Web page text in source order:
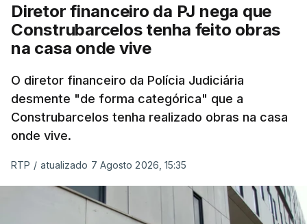
Diretor financeiro da PJ nega que
Construbarcelos tenha feito obras
na casa onde vive
O diretor financeiro da Polícia Judiciária
desmente "de forma categórica" que a
Construbarcelos tenha realizado obras na casa
onde vive.
RTP / atualizado 7 Agosto 2026, 15:35